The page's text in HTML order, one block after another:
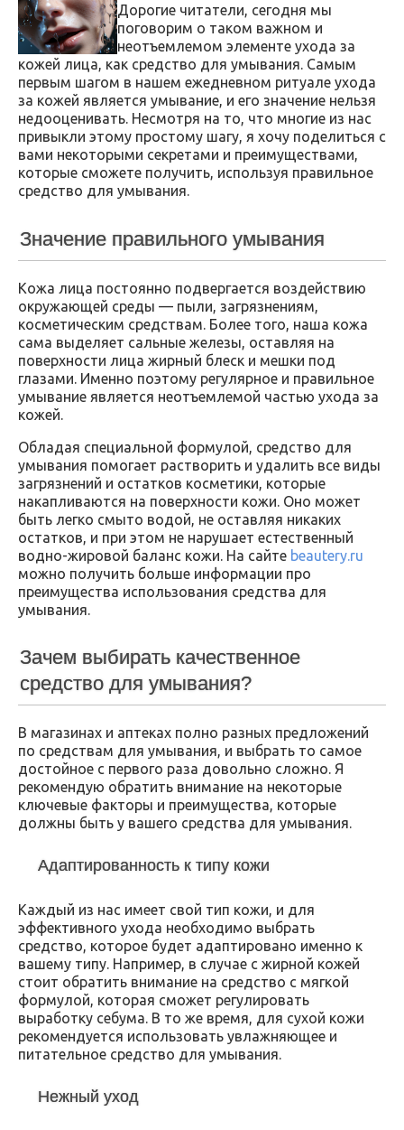
Дорогие читатели, сегодня мы
поговорим о таком важном и
неотъемлемом элементе ухода за
кожей лица, как средство для умывания. Самым
первым шагом в нашем ежедневном ритуале ухода
за кожей является умывание, и его значение нельзя
недооценивать. Несмотря на то, что многие из нас
привыкли этому простому шагу, я хочу поделиться с
вами некоторыми секретами и преимуществами,
которые сможете получить, используя правильное
средство для умывания.
Значение правильного умывания
Кожа лица постоянно подвергается воздействию
окружающей среды — пыли, загрязнениям,
косметическим средствам. Более того, наша кожа
сама выделяет сальные железы, оставляя на
поверхности лица жирный блеск и мешки под
глазами. Именно поэтому регулярное и правильное
умывание является неотъемлемой частью ухода за
кожей.
Обладая специальной формулой, средство для
умывания помогает растворить и удалить все виды
загрязнений и остатков косметики, которые
накапливаются на поверхности кожи. Оно может
быть легко смыто водой, не оставляя никаких
остатков, и при этом не нарушает естественный
водно-жировой баланс кожи. На сайте beautery.ru
можно получить больше информации про
преимущества использования средства для
умывания.
Зачем выбирать качественное
средство для умывания?
В магазинах и аптеках полно разных предложений
по средствам для умывания, и выбрать то самое
достойное с первого раза довольно сложно. Я
рекомендую обратить внимание на некоторые
ключевые факторы и преимущества, которые
должны быть у вашего средства для умывания.
Адаптированность к типу кожи
Каждый из нас имеет свой тип кожи, и для
эффективного ухода необходимо выбрать
средство, которое будет адаптировано именно к
вашему типу. Например, в случае с жирной кожей
стоит обратить внимание на средство с мягкой
формулой, которая сможет регулировать
выработку себума. В то же время, для сухой кожи
рекомендуется использовать увлажняющее и
питательное средство для умывания.
Нежный уход